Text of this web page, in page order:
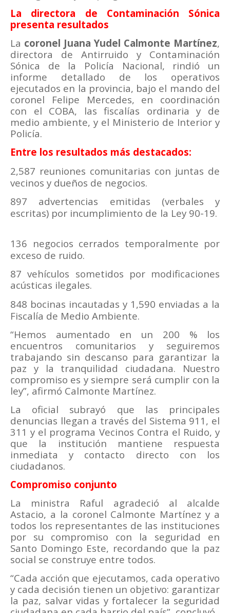
La directora de Contaminación Sónica
presenta resultados
La coronel Juana Yudel Calmonte Martínez,
directora de Antirruido y Contaminación
Sónica de la Policía Nacional, rindió un
informe detallado de los operativos
ejecutados en la provincia, bajo el mando del
coronel Felipe Mercedes, en coordinación
con el COBA, las fiscalías ordinaria y de
medio ambiente, y el Ministerio de Interior y
Policía.
Entre los resultados más destacados:
2,587 reuniones comunitarias con juntas de
vecinos y dueños de negocios.
897 advertencias emitidas (verbales y
escritas) por incumplimiento de la Ley 90-19.
136 negocios cerrados temporalmente por
exceso de ruido.
87 vehículos sometidos por modificaciones
acústicas ilegales.
848 bocinas incautadas y 1,590 enviadas a la
Fiscalía de Medio Ambiente.
“Hemos aumentado en un 200 % los
encuentros comunitarios y seguiremos
trabajando sin descanso para garantizar la
paz y la tranquilidad ciudadana. Nuestro
compromiso es y siempre será cumplir con la
ley”, afirmó Calmonte Martínez.
La oficial subrayó que las principales
denuncias llegan a través del Sistema 911, el
311 y el programa Vecinos Contra el Ruido, y
que la institución mantiene respuesta
inmediata y contacto directo con los
ciudadanos.
Compromiso conjunto
La ministra Raful agradeció al alcalde
Astacio, a la coronel Calmonte Martínez y a
todos los representantes de las instituciones
por su compromiso con la seguridad en
Santo Domingo Este, recordando que la paz
social se construye entre todos.
“Cada acción que ejecutamos, cada operativo
y cada decisión tienen un objetivo: garantizar
la paz, salvar vidas y fortalecer la seguridad